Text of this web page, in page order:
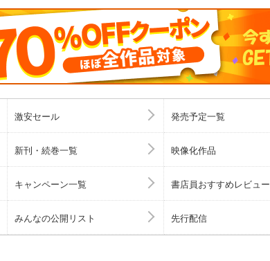
したい！ ・ササッときがえ ・マスクはここに！ ・く
！ 発見がいっぱい！『小学生の生活日記』 ●今、思
から スペシャルインタビュー 良原リエさん ●団士郎
●ワイワイガヤガヤのページ ●子育て悩み中 ●木陰の
てこうなりました。 ●世界って広いね！ お母さんレ
ド 上原朋子 ●みんなのじかん いちばんのストレス
んなのページ（全国友の会、自由学園ほか） ●家族を
講座のお知らせ ●定期購読のご案内 ●次回予告
激安セール 発売予定一覧
新刊・続巻一覧 映像化作品
キャンペーン一覧 書店員おすすめレビュー
みんなの公開リスト 先行配信